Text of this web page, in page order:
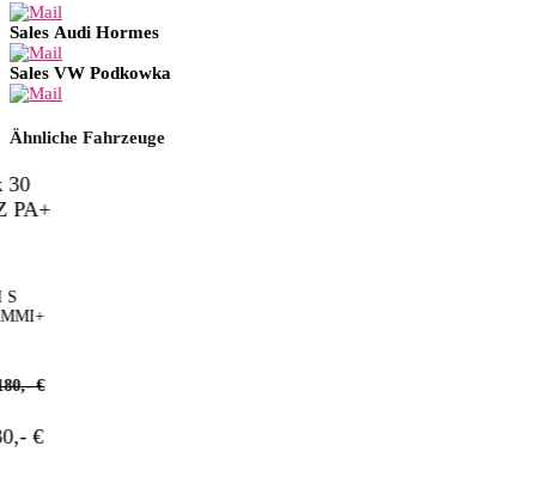
Sales Audi Hormes
Sales VW Podkowka
Ähnliche Fahrzeuge
€
€